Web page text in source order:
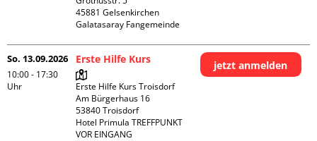
45881 Gelsenkirchen
Galatasaray Fangemeinde
So. 13.09.2026
10:00 - 17:30
Uhr
Erste Hilfe Kurs
Erste Hilfe Kurs Troisdorf
Am Bürgerhaus 16
53840 Troisdorf
Hotel Primula TREFFPUNKT
VOR EINGANG
jetzt anmelden